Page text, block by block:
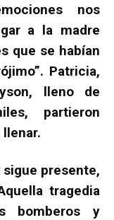
nos
a la madre
que se habían
Patricia,
lleno de
partieron
presente,
tragedia
bomberos y